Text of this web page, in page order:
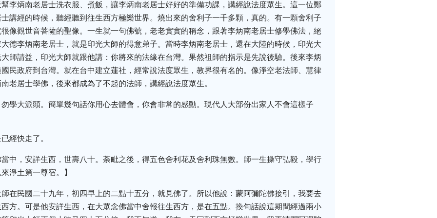
李炳南老居士洗衣服、煮飯，讓李炳南老居士好好的準備功課，講經說法度眾生。這一位鄭
講經的時候，聽經聽到往生西方極樂世界。燒出來的舍利子一千多顆，真的。有一顆舍利子
像觀世音菩薩的聖像。一生就一句佛號，老老實實的稱念，跟著李炳南老居士修學佛法，絕
德李炳南老居士，就是印光大師的得意弟子。當時李炳南老居士，還在大陸的時候，印光大
師請益，印光大師就跟他講：你將來的法緣在台灣。果然祖師的指示是先說後驗。後來李炳
民政府到台灣。就在台中建立蓮社，經常說法度眾生，教界很有名的。像淨空老法師、慧律
老居士學佛，後來都成為了不起的法師，講經說法度眾生。
學大派頭。簡單幾句話你用心去體會，你會非常的感動。現代人大部份出家人不會這樣子
經快走了。
中，安詳生西，世壽八十。荼毗之後，得五色舍利花及舍利珠無數。師一生操守弘毅，學行
淨土第一尊宿。】
在民國二十九年，初四早上的二點十五分，就見佛了。所以他說：蒙阿彌陀佛接引，我要去
方。可是他安詳生西，在大眾念佛當中舍報往生西方，是在五點。換句話說這期間經過兩小